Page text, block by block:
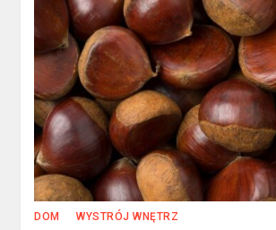
DOM WYSTRÓJ WNĘTRZ